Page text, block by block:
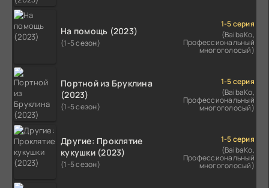
На помощь (2023)
(1-5 сезон)
1-5 серия
(BaibaKo,
Профессиональный
многоголосый)
Портной из Бруклина
(2023)
(1-5 сезон)
1-5 серия
(BaibaKo,
Профессиональный
многоголосый)
Другие: Проклятие
кукушки (2023)
(1-5 сезон)
1-5 серия
(BaibaKo,
Профессиональный
многоголосый)